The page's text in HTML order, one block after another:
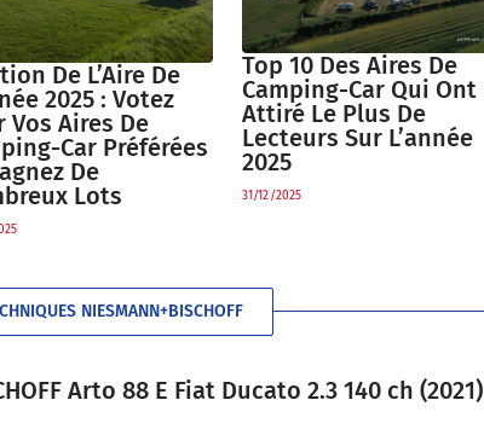
De L’Aire De
2025 : Votez
Vos Aires De
Car Préférées
De
Lots
Top 10 Des Aires De
Camping-Car Qui Ont
Attiré Le Plus De
Lecteurs Sur L’année
2025
31/12/2025
NIESMANN+BISCHOFF
Arto 88 E Fiat Ducato 2.3 140 ch (2021)